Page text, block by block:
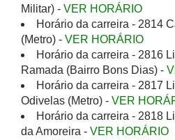
Militar) - VER HORÁRIO
Horário da carreira - 2814
(Metro) - VER HORÁRIO
Horário da carreira - 2816
Ramada (Bairro Bons Dias) -
Horário da carreira - 2817
Odivelas (Metro) - VER
Horário da carreira - 2818
da Amoreira - VER HORÁRIO